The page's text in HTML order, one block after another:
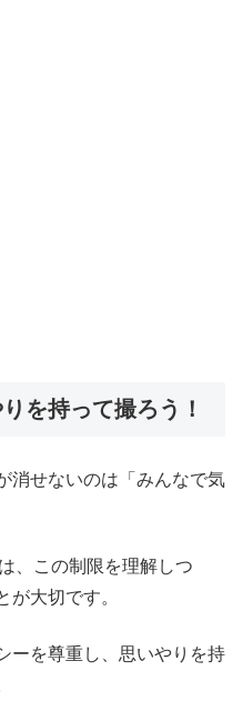
を持って撮ろう！
消せないのは「みんなで気
、この制限を理解しつ
が大切です。
ーを尊重し、思いやりを持